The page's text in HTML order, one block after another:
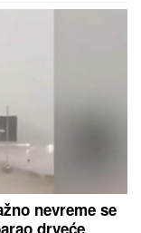
I BELI
LJUDMILU
koju je
u Borči:
na Lešću